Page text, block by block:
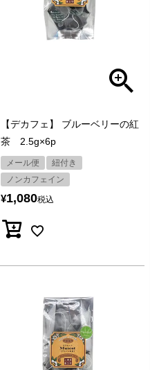
【デカフェ】 ブルーベリーの紅
茶 2.5g×6p
メール便
紐付き
ノンカフェイン
¥1,080税込